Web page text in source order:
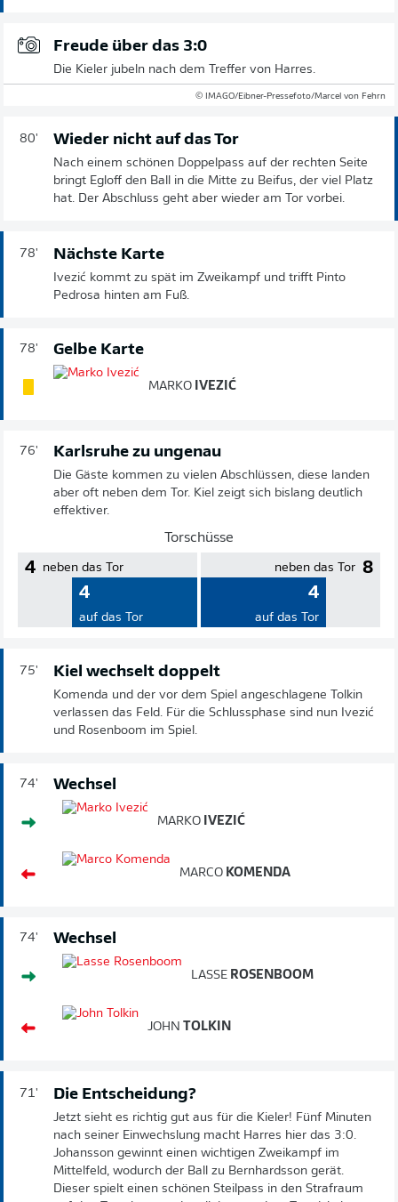
Freude über das 3:0
Die Kieler jubeln nach dem Treffer von Harres.
© IMAGO/Eibner-Pressefoto/Marcel von Fehrn
80' Wieder nicht auf das Tor
Nach einem schönen Doppelpass auf der rechten Seite
bringt Egloff den Ball in die Mitte zu Beifus, der viel Platz
hat. Der Abschluss geht aber wieder am Tor vorbei.
78' Nächste Karte
Ivezić kommt zu spät im Zweikampf und trifft Pinto
Pedrosa hinten am Fuß.
78' Gelbe Karte
MARKO IVEZIĆ
76' Karlsruhe zu ungenau
Die Gäste kommen zu vielen Abschlüssen, diese landen
aber oft neben dem Tor. Kiel zeigt sich bislang deutlich
effektiver.
Torschüsse
4 neben das Tor
4
auf das Tor
8
neben das Tor
4
auf das Tor
75' Kiel wechselt doppelt
Komenda und der vor dem Spiel angeschlagene Tolkin
verlassen das Feld. Für die Schlussphase sind nun Ivezić
und Rosenboom im Spiel.
74' Wechsel
MARKO IVEZIĆ
MARCO KOMENDA
74' Wechsel
LASSE ROSENBOOM
JOHN TOLKIN
71' Die Entscheidung?
Jetzt sieht es richtig gut aus für die Kieler! Fünf Minuten
nach seiner Einwechslung macht Harres hier das 3:0.
Johansson gewinnt einen wichtigen Zweikampf im
Mittelfeld, wodurch der Ball zu Bernhardsson gerät.
Dieser spielt einen schönen Steilpass in den Strafraum